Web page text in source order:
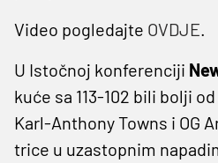
Video pogledajte OVDJE.
U Istočnoj konferenciji
kuće sa 113-102 bili bolji
Karl-Anthony Towns i OG
trice u uzastopnim